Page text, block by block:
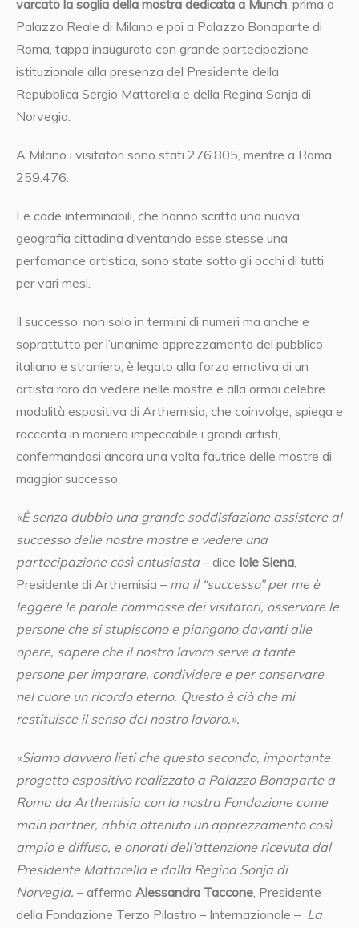
varcato la soglia della mostra dedicata a Munch, prima a
Palazzo Reale di Milano e poi a Palazzo Bonaparte di
Roma, tappa inaugurata con grande partecipazione
istituzionale alla presenza del Presidente della
Repubblica Sergio Mattarella e della Regina Sonja di
Norvegia.
A Milano i visitatori sono stati 276.805, mentre a Roma
259.476.
Le code interminabili, che hanno scritto una nuova
geografia cittadina diventando esse stesse una
perfomance artistica, sono state sotto gli occhi di tutti
per vari mesi.
Il successo, non solo in termini di numeri ma anche e
soprattutto per l’unanime apprezzamento del pubblico
italiano e straniero, è legato alla forza emotiva di un
artista raro da vedere nelle mostre e alla ormai celebre
modalità espositiva di Arthemisia, che coinvolge, spiega e
racconta in maniera impeccabile i grandi artisti,
confermandosi ancora una volta fautrice delle mostre di
maggior successo.
«È senza dubbio una grande soddisfazione assistere al
successo delle nostre mostre e vedere una
partecipazione così entusiasta– dice Iole Siena,
Presidente di Arthemisia – ma il “successo” per me è
leggere le parole commosse dei visitatori, osservare le
persone che si stupiscono e piangono davanti alle
opere, sapere che il nostro lavoro serve a tante
persone per imparare, condividere e per conservare
nel cuore un ricordo eterno. Questo è ciò che mi
restituisce il senso del nostro lavoro.».
«Siamo davvero lieti che questo secondo, importante
progetto espositivo realizzato a Palazzo Bonaparte a
Roma da Arthemisia con la nostra Fondazione come
main partner, abbia ottenuto un apprezzamento così
ampio e diffuso, e onorati dell’attenzione ricevuta dal
Presidente Mattarella e dalla Regina Sonja di
Norvegia. – afferma Alessandra Taccone, Presidente
della Fondazione Terzo Pilastro – Internazionale – La